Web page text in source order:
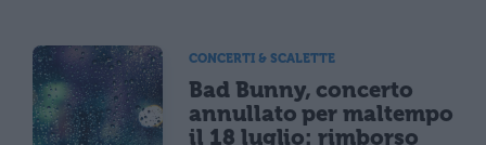
CONCERTI & SCALETTE
Bad Bunny, concerto
annullato per maltempo
il 18 luglio: rimborso